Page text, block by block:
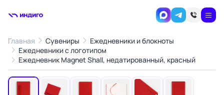
Главная Сувениры
Ежедневники и блокноты
Ежедневники с логотипом
Ежедневник Magnet Shall, недатированный, красный
‹ ›
1